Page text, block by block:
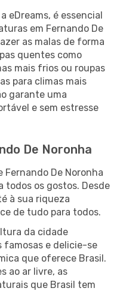
eDreams, é essencial
em Fernando De
as malas de forma
quentes como
mais frios ou roupas
para climas mais
garante uma
e sem estresse
De Noronha
Fernando De Noronha
todos os gostos. Desde
à sua riqueza
de tudo para todos.
da cidade
famosas e delicie-se
que oferece Brasil.
ao ar livre, as
que Brasil tem